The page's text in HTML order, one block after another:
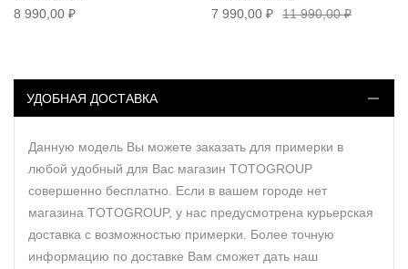
8 990,00 ₽
7 990,00 ₽
11 990,00 ₽
УДОБНАЯ ДОСТАВКА
Данную модель Вы можете заказать для примерки в
любой удобный для Вас магазин TOTOGROUP
совершенно бесплатно. Если в вашем городе нет
магазина TOTOGROUP, у нас предусмотрена курьерская
доставка с возможностью примерки. Более точную
информацию по доставке Вам сможет дать наш